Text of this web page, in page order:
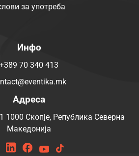
за употреба
Инфо
+389 70 340 413
Адреса
Скопје, Република Северна
Македонија